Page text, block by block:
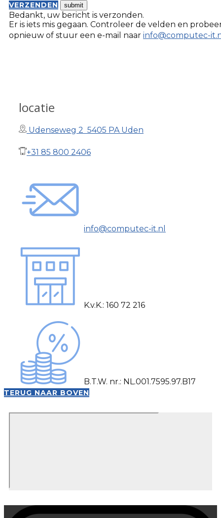
VERZENDEN
Bedankt, uw bericht is verzonden.
Er is iets mis gegaan. Controleer de velden en
opnieuw of stuur een e-mail naar info@computec-
locatie
Udenseweg 2 5405 PA Uden
+31 85 800 2406
info@computec-it.nl
K.v.K.: 160 72 216
B.T.W. nr.: NL.001.7595.97.B17
TERUG NAAR BOVEN